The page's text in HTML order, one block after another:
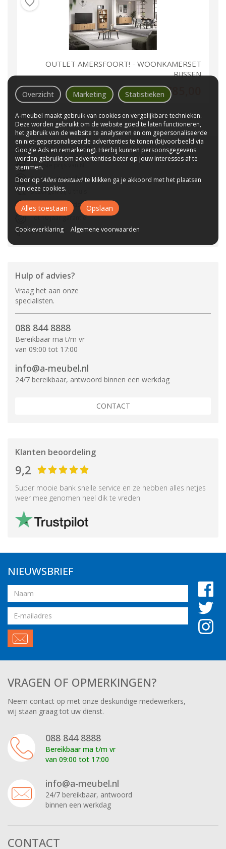
OUTLET AMERSFOORT! - WOONKAMERSET
RIJSSEN
785,00
WaaromA-meubel?
Laagste prijs van NL
Gratis parkeerplaats
Bezorgen bij u thuis
Wij bestaan sinds 1992!
Tot 10 jaar garantie
CBW-Erkend
Hulp of advies?
Vraag het aan onze
specialisten.
088 844 8888
Bereikbaar ma t/m vr
van 09:00 tot 17:00
info@a-meubel.nl
24/7 bereikbaar, antwoord binnen een werkdag
CONTACT
Klanten beoordeling
9,2
Super mooie bank snelle service en ze hebben alles netjes
weer mee genomen heel dik te vreden
NIEUWSBRIEF
Naam
Email
VRAGEN OF OPMERKINGEN?
Neem contact op met onze deskundige medewerkers,
wij staan graag tot uw dienst.
088 844 8888
Bereikbaar ma t/m vr
van 09:00 tot 17:00
info@a-meubel.nl
24/7 bereikbaar, antwoord
binnen een werkdag
CONTACT
Overzicht Marketing Statistieken
A-meubel maakt gebruik van cookies en vergelijkbare technieken.
Deze worden gebruikt om de website goed te laten functioneren,
het gebruik van de website te analyseren en om gepersonaliseerde
en niet-gepersonaliseerde advertenties te tonen (bijvoorbeeld via
Google Ads en remarketing). Hierbij kunnen persoonsgegevens
worden gebruikt om advertenties beter op jouw interesses af te
stemmen.
Door op ‘Alles toestaan’ te klikken ga je akkoord met het plaatsen
van deze cookies.
Alles toestaan Opslaan
Cookieverklaring Algemene voorwaarden